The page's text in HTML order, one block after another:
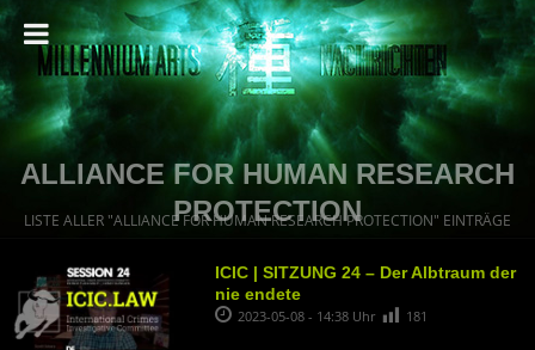
ALLIANCE FOR HUMAN RESEARCH
PROTECTION
LISTE ALLER "ALLIANCE FOR HUMAN RESEARCH PROTECTION" EINTRÄGE
ICIC | SITZUNG 24 – Der Albtraum der
nie endete
2023-05-08 - 14:38 Uhr 181